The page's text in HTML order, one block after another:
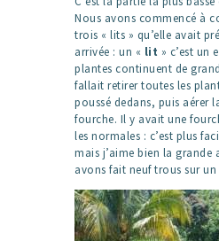
Nous avons commencé à
trois « lits » qu’elle avait
arrivée : un « lit » c’est un
plantes continuent de
fallait retirer toutes les
poussé dedans, puis aérer
fourche. Il y avait une
les normales : c’est plus
mais j’aime bien la grande
avons fait neuf trous sur un